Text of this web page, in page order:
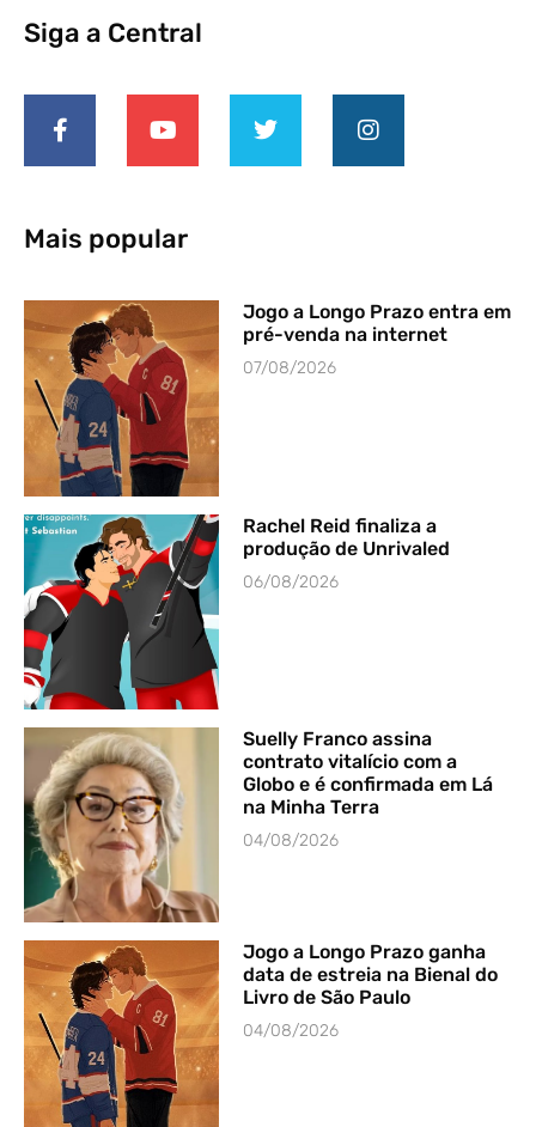
Siga a Central
Mais popular
Jogo a Longo Prazo entra em
pré-venda na internet
07/08/2026
Rachel Reid finaliza a
produção de Unrivaled
06/08/2026
Suelly Franco assina
contrato vitalício com a
Globo e é confirmada em Lá
na Minha Terra
04/08/2026
Jogo a Longo Prazo ganha
data de estreia na Bienal do
Livro de São Paulo
04/08/2026